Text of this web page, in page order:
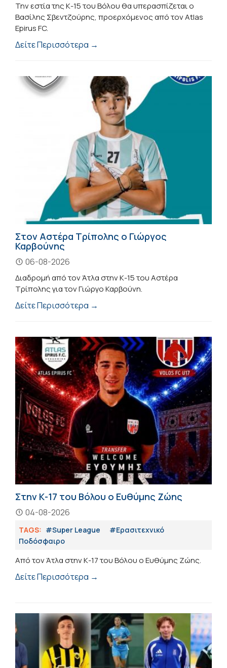
Την εστία της Κ-15 του Βόλου θα υπερασπίζεται ο
Βασίλης Σβεντζούρης, προερχόμενος από τον Atlas
Epirus FC.
Δείτε Περισσότερα →
Στον Αστέρα Τρίπολης ο Γιώργος
Καρβούνης
06-08-2026
Διαδρομή από τον Άτλα στην Κ-15 του Αστέρα
Τρίπολης για τον Γιώργο Καρβούνη.
Δείτε Περισσότερα →
Στην Κ-17 του Βόλου ο Ευθύμης Ζώης
04-08-2026
TAGS: #Super League
#Eρασιτεχνικό
Ποδόσφαιρο
Από τον Άτλα στην Κ-17 του Βόλου ο Ευθύμης Ζώης.
Δείτε Περισσότερα →